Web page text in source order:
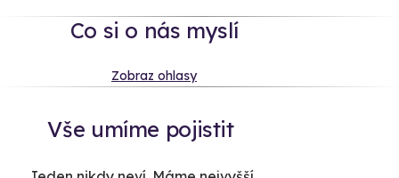
Co si o nás myslí
Zobraz ohlasy
Vše umíme pojistit